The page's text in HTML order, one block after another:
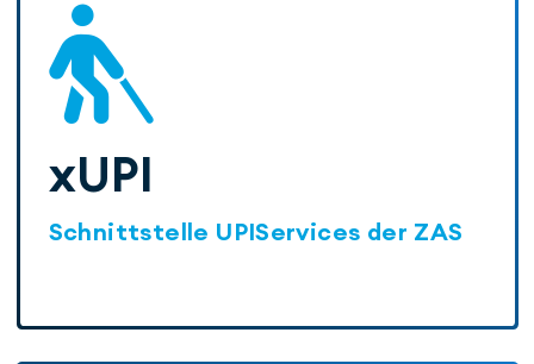
xUPI
Schnittstelle UPIServices der ZAS